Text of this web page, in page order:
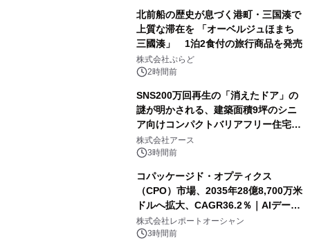
北前船の歴史が息づく港町・三国湊で
上質な滞在を 「オーベルジュほまち
三國湊」 1泊2食付の旅行商品を発売
株式会社ぷらど
2時間前
SNS200万回再生の「消えたドア」の
謎が明かされる、建築面積9坪のシニ
ア向けコンパクトバリアフリー住宅が
誕生
株式会社アース
3時間前
コパッケージド・オプティクス
（CPO）市場、2035年28億8,700万米
ドルへ拡大、CAGR36.2％｜AIデータ
センター・高速光通信需要が成長を加
速
株式会社レポートオーシャン
3時間前